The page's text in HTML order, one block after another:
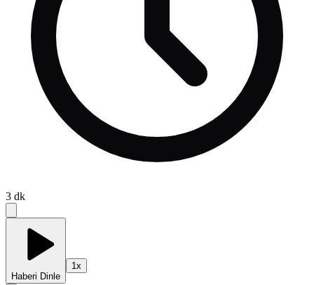
3 dk
Haberi Dinle
1x